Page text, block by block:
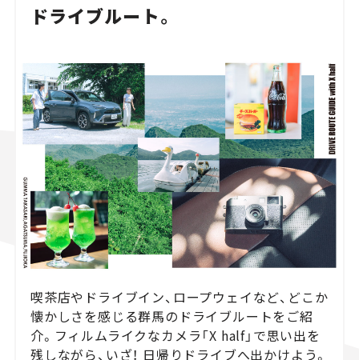
ドライブルート。
喫茶店やドライブイン、ロープウェイなど、どこか
懐かしさを感じる群馬のドライブルートをご紹
介。フィルムライクなカメラ「X half」で思い出を
残しながら、いざ！ 日帰りドライブへ出かけよう。
Special
Campaign
人気のハッシュタグ
スズキ ジムニー｜Suzuki Jimny
スズキ｜Suzuki
マツダ｜Mazda
マツダ ロードスター｜Mazda Roadster